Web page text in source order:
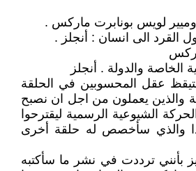
عقل المحسوبين في الحلقة
والذين يعملون من اجل ان نصبح
الشيوعية الرسمية ليقترحوا
والذي سأخصص له حلقة أخرى
بأنني ترددت في نشر ما سأكتبه